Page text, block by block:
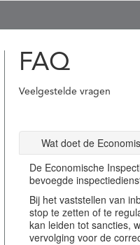
FAQ
Veelgestelde vragen
Wat doet de
De Economische
bevoegde
Bij het vaststellen van
stop te zetten of te
kan leiden tot sancties,
vervolging voor de